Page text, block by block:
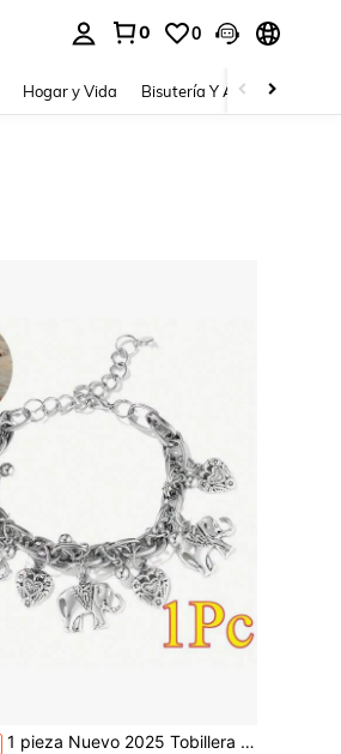
0 0
Hogar y Vida Bisutería Y Accesorios
1 pieza Nuevo 2025 Tobillera de cadena gruesa dorada con colgante de elefante retro tallado con forma de corazón, tobillera geométrica de moda para decoración de pies de playa, regalo para damas